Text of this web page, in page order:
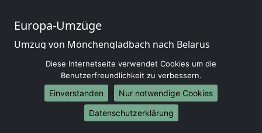
Europa-Umzüge
Umzug von Mönchengladbach nach Belarus
Umzug von Mönchengladbach nach Belgien
Umzug von Mönchengladbach nach Bulgarien
Umzug von Mönchengladbach nach Dänemark
Umzug von Mönchengladbach nach England
Umzug von Mönchengladbach nach Portugal
Diese Internetseite verwendet Cookies um die
Benutzerfreundlichkeit zu verbessern.
Einverstanden
Nur notwendige Cookies
Datenschutzerklärung